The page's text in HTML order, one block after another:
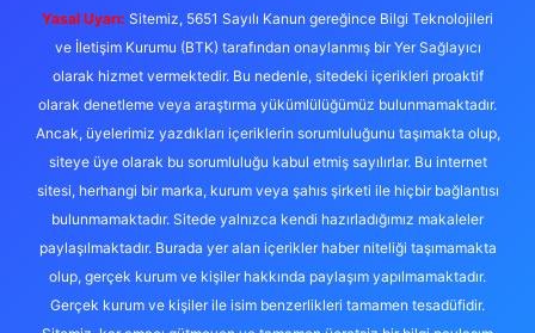
Yasal Uyarı: Sitemiz, 5651 Sayılı Kanun gereğince Bilgi Teknolojileri
ve İletişim Kurumu (BTK) tarafından onaylanmış bir Yer Sağlayıcı
olarak hizmet vermektedir. Bu nedenle, sitedeki içerikleri proaktif
olarak denetleme veya araştırma yükümlülüğümüz bulunmamaktadır.
Ancak, üyelerimiz yazdıkları içeriklerin sorumluluğunu taşımakta olup,
siteye üye olarak bu sorumluluğu kabul etmiş sayılırlar. Bu internet
sitesi, herhangi bir marka, kurum veya şahıs şirketi ile hiçbir bağlantısı
bulunmamaktadır. Sitede yalnızca kendi hazırladığımız makaleler
paylaşılmaktadır. Burada yer alan içerikler haber niteliği taşımamakta
olup, gerçek kurum ve kişiler hakkında paylaşım yapılmamaktadır.
Gerçek kurum ve kişiler ile isim benzerlikleri tamamen tesadüfidir.